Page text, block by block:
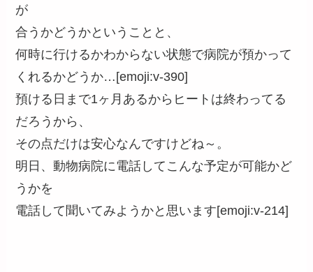
が
合うかどうかということと、
何時に行けるかわからない状態で病院が預かって
くれるかどうか…[emoji:v-390]
預ける日まで1ヶ月あるからヒートは終わってる
だろうから、
その点だけは安心なんですけどね～。
明日、動物病院に電話してこんな予定が可能かど
うかを
電話して聞いてみようかと思います[emoji:v-214]